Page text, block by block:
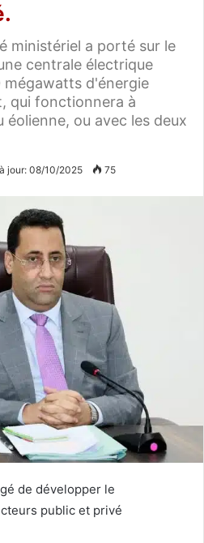
ministériel a porté sur le
centrale électrique
mégawatts d'énergie
qui fonctionnera à
éolienne, ou avec les deux
jour: 08/10/2025 75
de développer le
public et privé